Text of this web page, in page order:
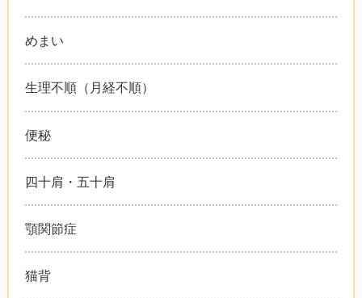
めまい
生理不順（月経不順）
便秘
四十肩・五十肩
顎関節症
猫背